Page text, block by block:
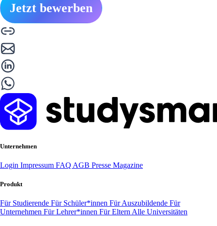
Jetzt bewerben
Unternehmen
Login Impressum FAQ AGB Presse Magazine
Produkt
Für Studierende Für Schüler*innen Für Auszubildende Für
Unternehmen Für Lehrer*innen Für Eltern Alle Universitäten